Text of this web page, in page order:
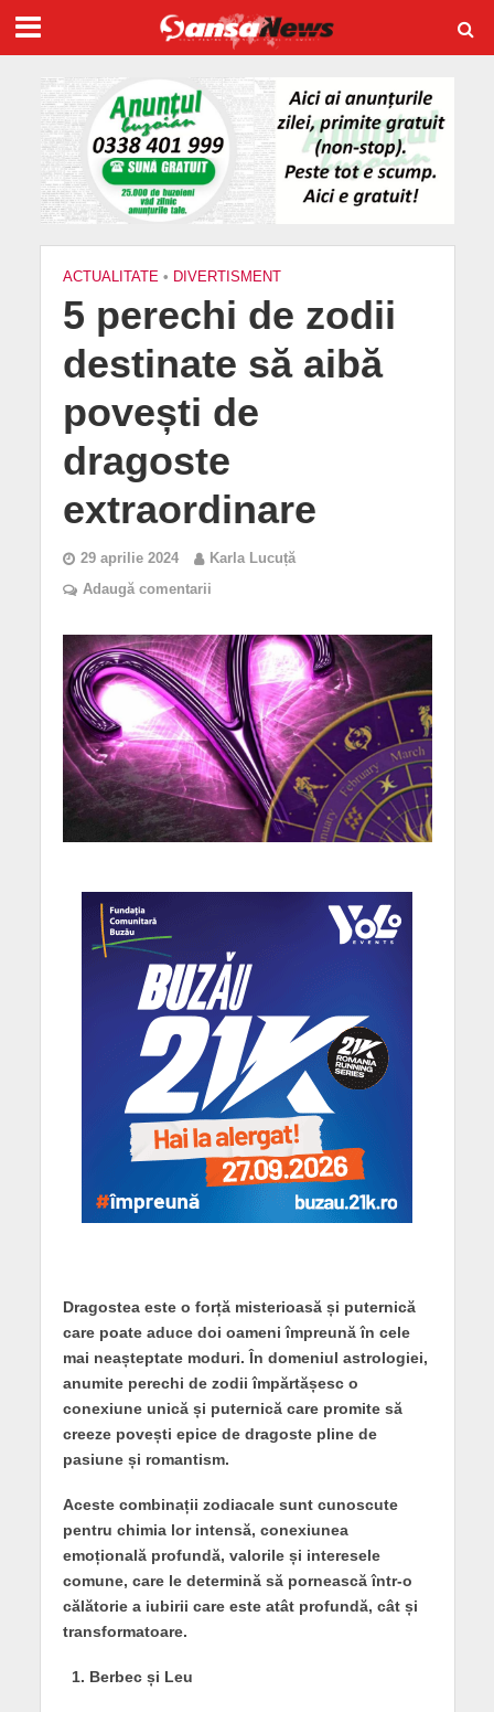
ACTUALITATE • DIVERTISMENT
5 perechi de zodii
destinate să aibă
povești de
dragoste
extraordinare
29 aprilie 2024
Karla Lucuță
Adaugă comentarii
Dragostea este o forță misterioasă și puternică
care poate aduce doi oameni împreună în cele
mai neașteptate moduri. În domeniul astrologiei,
anumite perechi de zodii împărtășesc o
conexiune unică și puternică care promite să
creeze povești epice de dragoste pline de
pasiune și romantism.
Aceste combinații zodiacale sunt cunoscute
pentru chimia lor intensă, conexiunea
emoțională profundă, valorile și interesele
comune, care le determină să pornească într-o
călătorie a iubirii care este atât profundă, cât și
transformatoare.
Berbec și Leu